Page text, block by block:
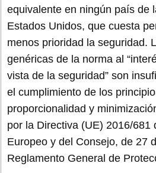
equivalente en ningún país de
Estados Unidos, que cuesta
menos prioridad la seguridad.
genéricas de la norma al
vista de la seguridad” son
el cumplimiento de los
proporcionalidad y
por la Directiva (UE) 2016/681
Europeo y del Consejo, de 27
Reglamento General de